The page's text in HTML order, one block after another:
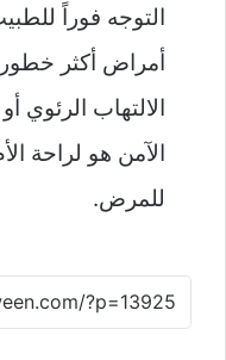
التوجه فوراً
أمراض أكثر
الالتهاب الرئوي
الآمن هو لراحة
للمرض.